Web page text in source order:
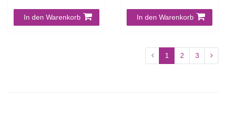
In den Warenkorb In den Warenkorb
1 2 3